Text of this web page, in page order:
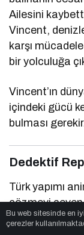
Ailesini
Vincent,
karşı
bir yolculuğa
Vincent’ın
içindeki gücü
bulması
Dedektif
Türk yapımı
çözmeyi
maceralarını
Bu web sitesinde en
çerezler